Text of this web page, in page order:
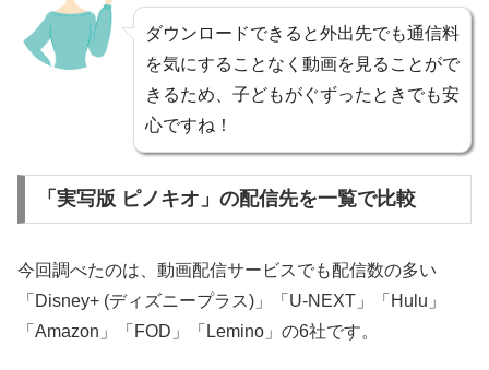
ダウンロードできると外出先でも通信料
を気にすることなく動画を見ることがで
きるため、子どもがぐずったときでも安
心ですね！
「実写版 ピノキオ」の配信先を一覧で比較
今回調べたのは、動画配信サービスでも配信数の多い
「Disney+ (ディズニープラス)」「U-NEXT」「Hulu」
「Amazon」「FOD」「Lemino」の6社です。